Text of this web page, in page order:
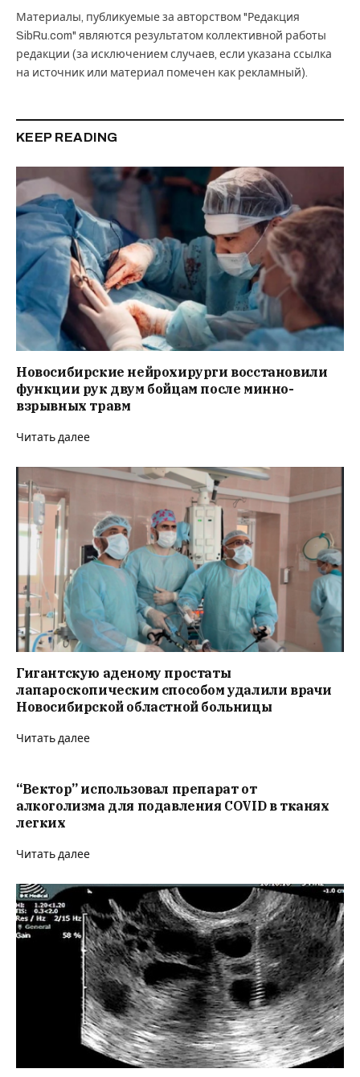
Материалы, публикуемые за авторством "Редакция
SibRu.com" являются результатом коллективной работы
редакции (за исключением случаев, если указана ссылка
на источник или материал помечен как рекламный).
KEEP READING
Новосибирские нейрохирурги восстановили
функции рук двум бойцам после минно-
взрывных травм
Читать далее
Гигантскую аденому простаты
лапароскопическим способом удалили врачи
Новосибирской областной больницы
Читать далее
“Вектор” использовал препарат от
алкоголизма для подавления COVID в тканях
легких
Читать далее